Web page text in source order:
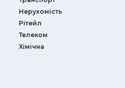
Нерухомість
Рітейл
Телеком
Хімічна